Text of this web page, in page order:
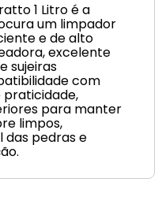
1 Litro é a
um limpador
e de alto
excelente
sujeiras
com
praticidade,
para manter
limpos,
das pedras e